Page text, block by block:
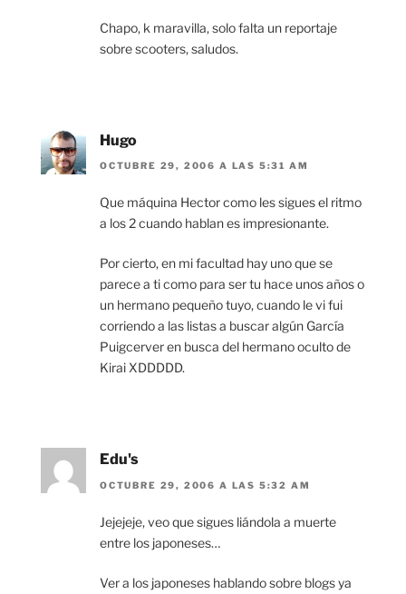
Chapo, k maravilla, solo falta un reportaje
sobre scooters, saludos.
Hugo
OCTUBRE 29, 2006 A LAS 5:31 AM
Que máquina Hector como les sigues el ritmo
a los 2 cuando hablan es impresionante.
Por cierto, en mi facultad hay uno que se
parece a ti como para ser tu hace unos años o
un hermano pequeño tuyo, cuando le vi fui
corriendo a las listas a buscar algún García
Puigcerver en busca del hermano oculto de
Kirai XDDDDD.
Edu's
OCTUBRE 29, 2006 A LAS 5:32 AM
Jejejeje, veo que sigues liándola a muerte
entre los japoneses…
Ver a los japoneses hablando sobre blogs ya